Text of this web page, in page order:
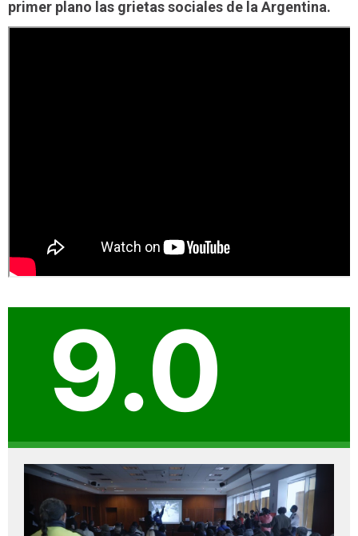
primer plano las grietas sociales de la Argentina.
9.0